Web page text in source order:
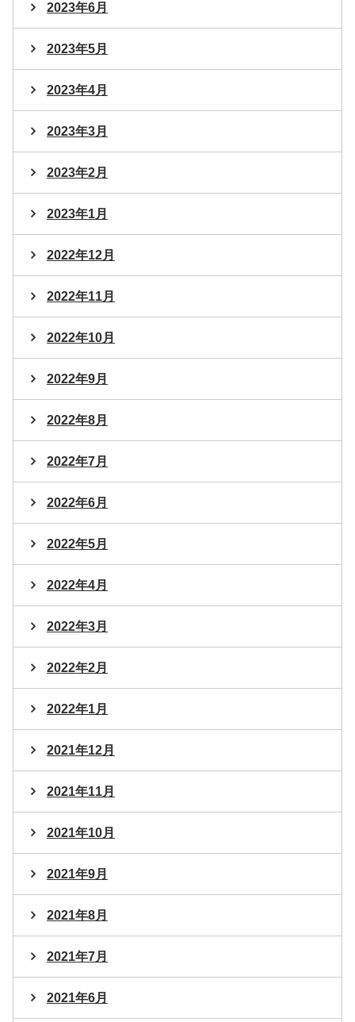
2023年6月
2023年5月
2023年4月
2023年3月
2023年2月
2023年1月
2022年12月
2022年11月
2022年10月
2022年9月
2022年8月
2022年7月
2022年6月
2022年5月
2022年4月
2022年3月
2022年2月
2022年1月
2021年12月
2021年11月
2021年10月
2021年9月
2021年8月
2021年7月
2021年6月